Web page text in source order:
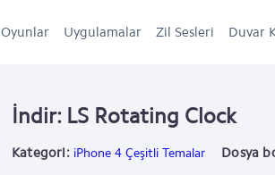
Oyunlar Uygulamalar Zil Sesleri Duvar
İndir: LS Rotating Clock
Kategori: iPhone 4 Çeşitli Temalar Dosya